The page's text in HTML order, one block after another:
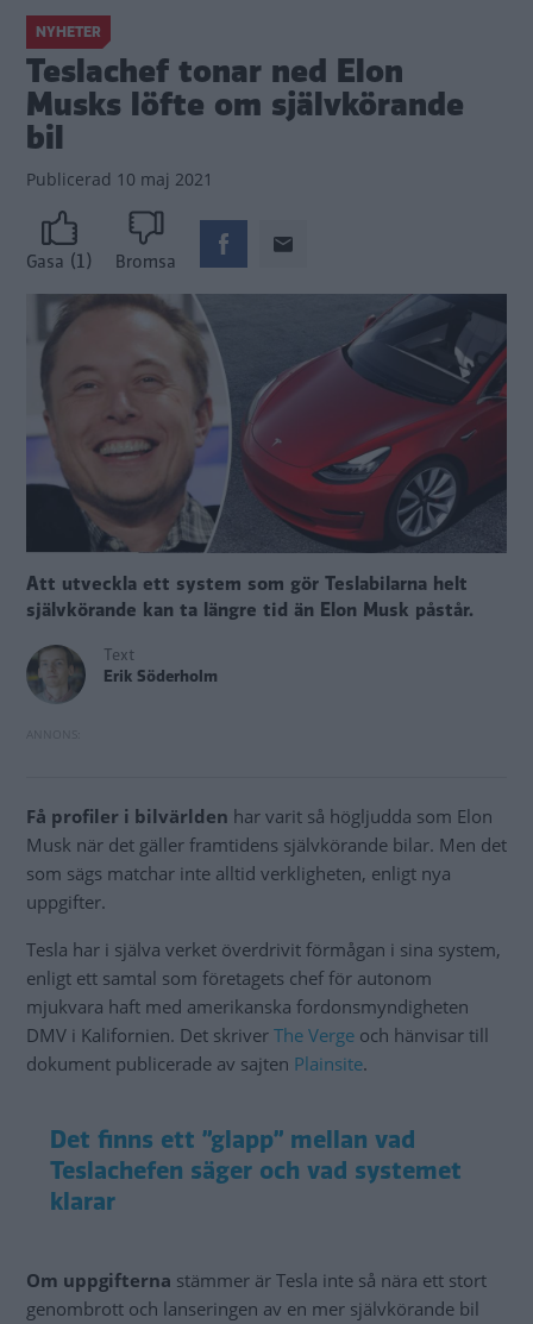
NYHETER
Teslachef tonar ned Elon
Musks löfte om självkörande
bil
Publicerad 10 maj 2021
Gasa (1) Bromsa
Att utveckla ett system som gör Teslabilarna helt
självkörande kan ta längre tid än Elon Musk påstår.
Text
Erik Söderholm
Få profiler i bilvärlden har varit så högljudda som Elon
Musk när det gäller framtidens självkörande bilar. Men det
som sägs matchar inte alltid verkligheten, enligt nya
uppgifter.
Tesla har i själva verket överdrivit förmågan i sina system,
enligt ett samtal som företagets chef för autonom
mjukvara haft med amerikanska fordonsmyndigheten
DMV i Kalifornien. Det skriver The Verge och hänvisar till
dokument publicerade av sajten Plainsite.
Det finns ett ”glapp” mellan vad
Teslachefen säger och vad systemet
klarar
Om uppgifterna stämmer är Tesla inte så nära ett stort
genombrott och lanseringen av en mer självkörande bil